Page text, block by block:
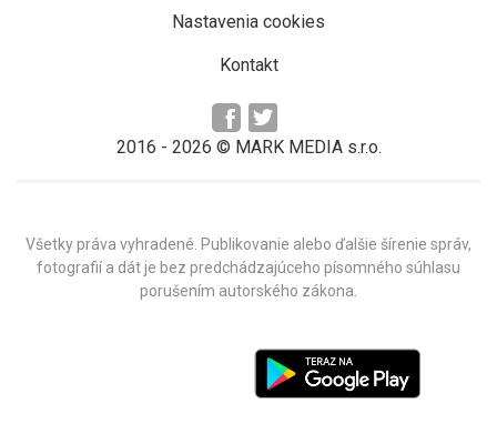
Nastavenia cookies
Kontakt
2016 - 2026 © MARK MEDIA s.r.o.
Všetky práva vyhradené. Publikovanie alebo ďalšie šírenie správ,
fotografií a dát je bez predchádzajúceho písomného súhlasu
porušením autorského zákona.